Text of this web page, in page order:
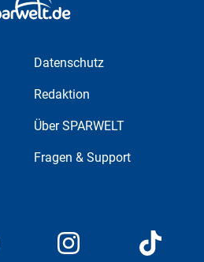
Datenschutz
Redaktion
Über SPARWELT
Fragen & Support